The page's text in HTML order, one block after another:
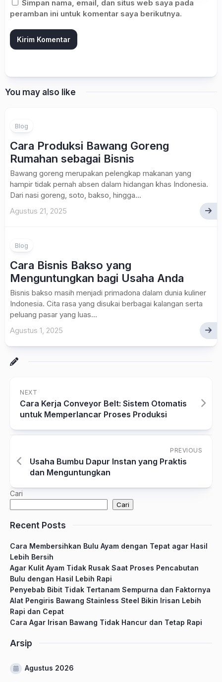
Simpan nama, email, dan situs web saya pada
peramban ini untuk komentar saya berikutnya.
You may also like
Blog
Cara Produksi Bawang Goreng
Rumahan sebagai Bisnis
Bawang goreng merupakan pelengkap makanan yang
hampir tidak pernah absen dalam hidangan khas Indonesia.
Dari nasi goreng, soto, bakso, hingga...
Agustus 21, 2025
Blog
Cara Bisnis Bakso yang
Menguntungkan bagi Usaha Anda
Bisnis bakso masih menjadi primadona dalam dunia kuliner
Indonesia. Cita rasa yang disukai berbagai kalangan serta
peluang pasar yang luas...
Agustus 1, 2025
NEXT
Cara Kerja Conveyor Belt: Sistem Otomatis
untuk Memperlancar Proses Produksi
PREVIOUS
Usaha Bumbu Dapur Instan yang Praktis
dan Menguntungkan
Cari
Cari
Recent Posts
Cara Membersihkan Bulu Ayam dengan Tepat agar Hasil
Lebih Bersih
Agar Kulit Ayam Tidak Rusak Saat Proses Pencabutan
Bulu dengan Hasil Lebih Rapi
Penyebab Bibit Tidak Tertanam Sempurna dan Faktornya
Alat Pengiris Bawang Stainless Steel Bikin Irisan Lebih
Rapi dan Cepat
Cara Agar Irisan Bawang Tidak Hancur dan Tetap Rapi
Arsip
Agustus 2026